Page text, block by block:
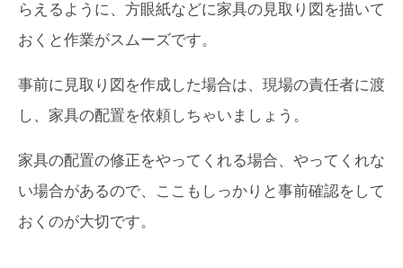
らえるように、方眼紙などに家具の見取り図を描いて
おくと作業がスムーズです。
事前に見取り図を作成した場合は、現場の責任者に渡
し、家具の配置を依頼しちゃいましょう。
家具の配置の修正をやってくれる場合、やってくれな
い場合があるので、ここもしっかりと事前確認をして
おくのが大切です。